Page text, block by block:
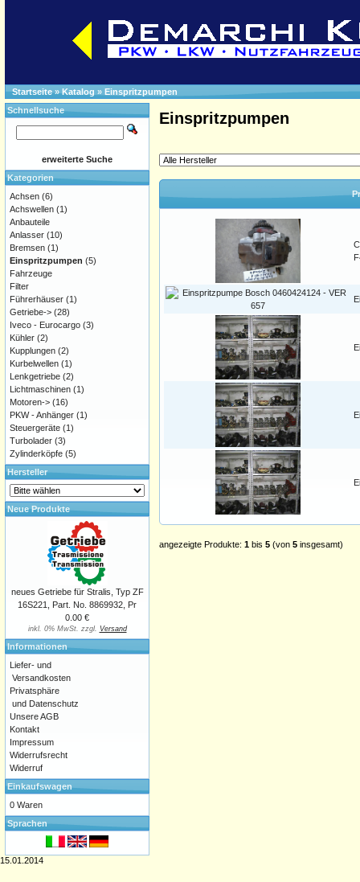
Startseite»Katalog » Einspritzpumpen
Einspritzpumpen
angezeigte Produkte: 1 bis 5 (von 5 insgesamt)
Schnellsuche
erweiterte Suche
Kategorien
Achsen (6)
Achswellen (1)
Anbauteile
Anlasser (10)
Bremsen (1)
Einspritzpumpen (5)
Fahrzeuge
Filter
Führerhäuser (1)
Getriebe-> (28)
Iveco - Eurocargo (3)
Kühler (2)
Kupplungen (2)
Kurbelwellen (1)
Lenkgetriebe (2)
Lichtmaschinen (1)
Motoren-> (16)
PKW - Anhänger (1)
Steuergeräte (1)
Turbolader (3)
Zylinderköpfe (5)
Hersteller
Neue Produkte
neues Getriebe für Stralis, Typ ZF
16S221, Part. No. 8869932, Pr
0.00 €
inkl. 0% MwSt. zzgl. Versand
Informationen
Liefer- und
Versandkosten
Privatsphäre
und Datenschutz
Unsere AGB
Kontakt
Impressum
Widerrufsrecht
Widerruf
Einkaufswagen
0 Waren
Sprachen
15.01.2014